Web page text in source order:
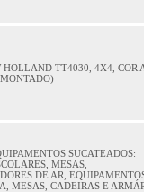
HOLLAND TT4030, 4X4, COR
SUCATEADOS:
MESAS,
DE AR,
MESAS, CADEIRAS E